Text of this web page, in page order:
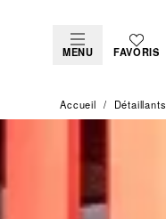
MENU FAVORIS
Accueil Détaillants